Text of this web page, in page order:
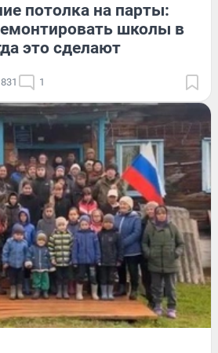
потолка на парты:
школы в
это сделают
1